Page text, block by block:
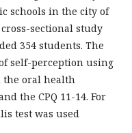
schools in the city of
sectional study
354 students. The
self-perception using
the oral health
the CPQ 11-14. For
test was used